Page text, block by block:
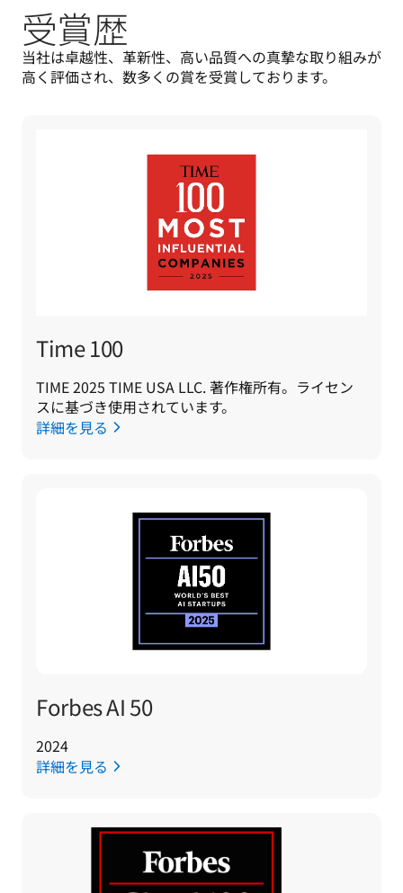
受賞歴
当社は卓越性、革新性、高い品質への真摯な取り組みが
高く評価され、数多くの賞を受賞しております。
Time 100
TIME 2025 TIME USA LLC. 著作権所有。ライセン
スに基づき使用されています。
詳細を見る
Forbes AI 50
2024
詳細を見る